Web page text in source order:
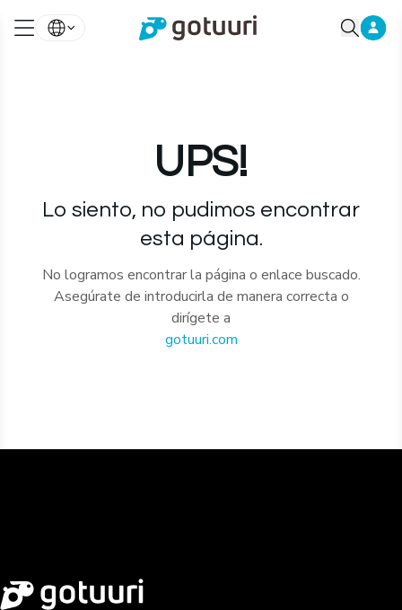
UPS!
Lo siento, no pudimos encontrar
esta página.
No logramos encontrar la página o enlace buscado.
Asegúrate de introducirla de manera correcta o
dirígete a
gotuuri.com